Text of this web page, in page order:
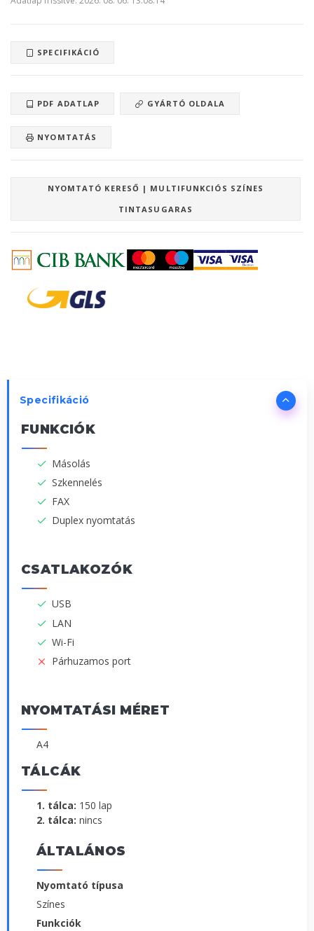
SPECIFIKÁCIÓ
PDF ADATLAP GYÁRTÓ OLDALA
NYOMTATÁS
NYOMTATÓ KERESŐ | MULTIFUNKCIÓS SZÍNES
TINTASUGARAS
Specifikáció
FUNKCIÓK
Másolás
Szkennelés
FAX
Duplex nyomtatás
CSATLAKOZÓK
USB
LAN
Wi-Fi
Párhuzamos port
NYOMTATÁSI MÉRET
A4
TÁLCÁK
1. tálca: 150 lap
2. tálca: nincs
ÁLTALÁNOS
Nyomtató típusa
Színes
Funkciók